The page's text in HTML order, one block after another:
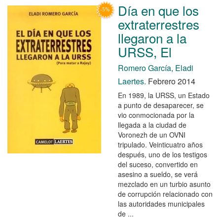
Día en que los
extraterrestres
llegaron a la
URSS, El
Romero García, Eladi
Laertes. Febrero 2014
En 1989, la URSS, un Estado
a punto de desaparecer, se
vio conmocionada por la
llegada a la ciudad de
Voronezh de un OVNI
tripulado. Veinticuatro años
después, uno de los testigos
del suceso, convertido en
asesino a sueldo, se verá
mezclado en un turbio asunto
de corrupción relacionado con
las autoridades municipales
de ...